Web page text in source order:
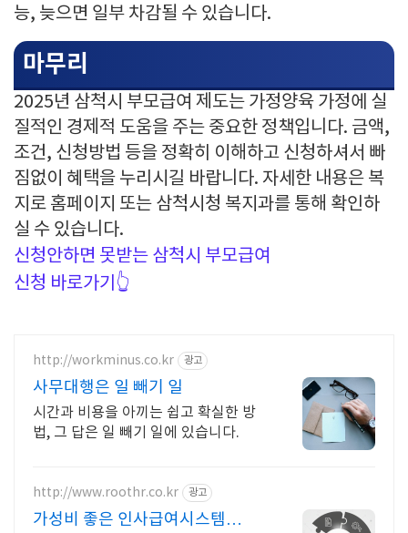
능, 늦으면 일부 차감될 수 있습니다.
마무리
2025년 삼척시 부모급여 제도는 가정양육 가정에 실
질적인 경제적 도움을 주는 중요한 정책입니다. 금액,
조건, 신청방법 등을 정확히 이해하고 신청하셔서 빠
짐없이 혜택을 누리시길 바랍니다. 자세한 내용은 복
지로 홈페이지 또는 삼척시청 복지과를 통해 확인하
실 수 있습니다.
신청안하면 못받는 삼척시 부모급여
신청 바로가기👆️
http://workminus.co.kr 광고
사무대행은 일 빼기 일
시간과 비용을 아끼는 쉽고 확실한 방
법, 그 답은 일 빼기 일에 있습니다.
http://www.roothr.co.kr 광고
가성비 좋은 인사급여시스템